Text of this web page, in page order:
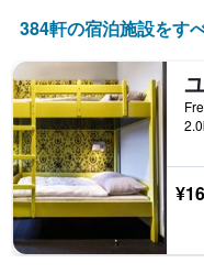
し
い
ま
す。
表
の
Y
軸
1​
本
は、
金
が
ど
の
よ
う
に
変
化
す
か
384​軒の宿泊施設をす